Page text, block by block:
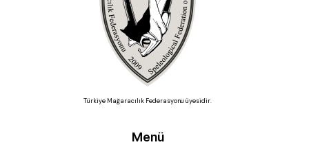
Türkiye Mağaracılık Federasyonu üyesidir.
Menü